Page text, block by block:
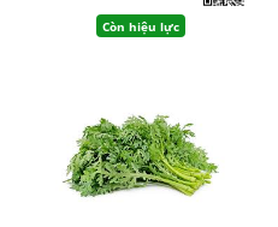
Còn hiệu lực